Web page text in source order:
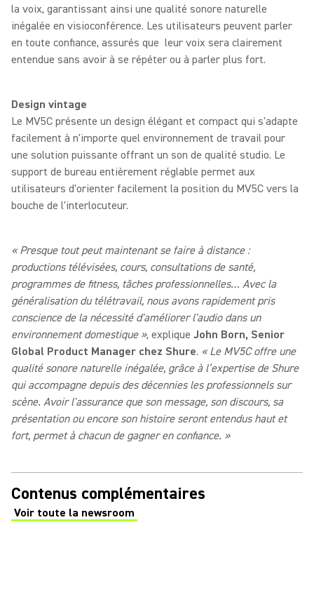
la voix, garantissant ainsi une qualité sonore naturelle
inégalée en visioconférence. Les utilisateurs peuvent parler
en toute confiance, assurés que leur voix sera clairement
entendue sans avoir à se répéter ou à parler plus fort.
Design vintage
Le MV5C présente un design élégant et compact qui s'adapte
facilement à n'importe quel environnement de travail pour
une solution puissante offrant un son de qualité studio. Le
support de bureau entièrement réglable permet aux
utilisateurs d'orienter facilement la position du MV5C vers la
bouche de l'interlocuteur.
« Presque tout peut maintenant se faire à distance :
productions télévisées, cours, consultations de santé,
programmes de fitness, tâches professionnelles… Avec la
généralisation du télétravail, nous avons rapidement pris
conscience de la nécessité d'améliorer l'audio dans un
environnement domestique », explique John Born, Senior
Global Product Manager chez Shure. « Le MV5C offre une
qualité sonore naturelle inégalée, grâce à l’expertise de Shure
qui accompagne depuis des décennies les professionnels sur
scène. Avoir l'assurance que son message, son discours, sa
présentation ou encore son histoire seront entendus haut et
fort, permet à chacun de gagner en confiance. »
Contenus complémentaires
Voir toute la newsroom
(Opens in a new tab)